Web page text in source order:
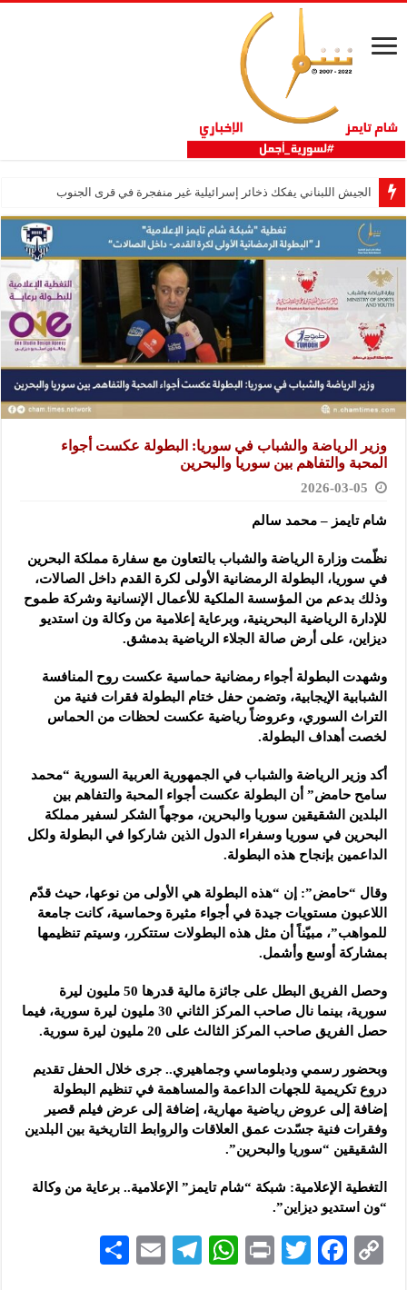
الجيش اللبناني يفكك ذخائر إسرائيلية غير منفجرة في قرى الجنوب
وزير الرياضة والشباب في سوريا: البطولة عكست أجواء
المحبة والتفاهم بين سوريا والبحرين
2026-03-05
شام تايمز – محمد سالم
نظّمت وزارة الرياضة والشباب بالتعاون مع سفارة مملكة البحرين
في سوريا، البطولة الرمضانية الأولى لكرة القدم داخل الصالات،
وذلك بدعم من المؤسسة الملكية للأعمال الإنسانية وشركة طموح
للإدارة الرياضية البحرينية، وبرعاية إعلامية من وكالة ون استديو
ديزاين، على أرض صالة الجلاء الرياضية بدمشق.
وشهدت البطولة أجواء رمضانية حماسية عكست روح المنافسة
الشبابية الإيجابية، وتضمن حفل ختام البطولة فقرات فنية من
التراث السوري، وعروضاً رياضية عكست لحظات من الحماس
لخصت أهداف البطولة.
أكد وزير الرياضة والشباب في الجمهورية العربية السورية “محمد
سامح حامض” أن البطولة عكست أجواء المحبة والتفاهم بين
البلدين الشقيقين سوريا والبحرين، موجهاً الشكر لسفير مملكة
البحرين في سوريا وسفراء الدول الذين شاركوا في البطولة ولكل
الداعمين بإنجاح هذه البطولة.
وقال “حامض”: إن “هذه البطولة هي الأولى من نوعها، حيث قدّم
اللاعبون مستويات جيدة في أجواء مثيرة وحماسية، كانت جامعة
للمواهب”، مبيّناً أن مثل هذه البطولات ستتكرر، وسيتم تنظيمها
بمشاركة أوسع وأشمل.
وحصل الفريق البطل على جائزة مالية قدرها 50 مليون ليرة
سورية، بينما نال صاحب المركز الثاني 30 مليون ليرة سورية، فيما
حصل الفريق صاحب المركز الثالث على 20 مليون ليرة سورية.
وبحضور رسمي ودبلوماسي وجماهيري.. جرى خلال الحفل تقديم
دروع تكريمية للجهات الداعمة والمساهمة في تنظيم البطولة
إضافة إلى عروض رياضية مهارية، إضافة إلى عرض فيلم قصير
وفقرات فنية جسّدت عمق العلاقات والروابط التاريخية بين البلدين
الشقيقين “سوريا والبحرين”.
التغطية الإعلامية: شبكة “شام تايمز” الإعلامية.. برعاية من وكالة
“ون استديو ديزاين”.
C
F
T
P
W
Te
E